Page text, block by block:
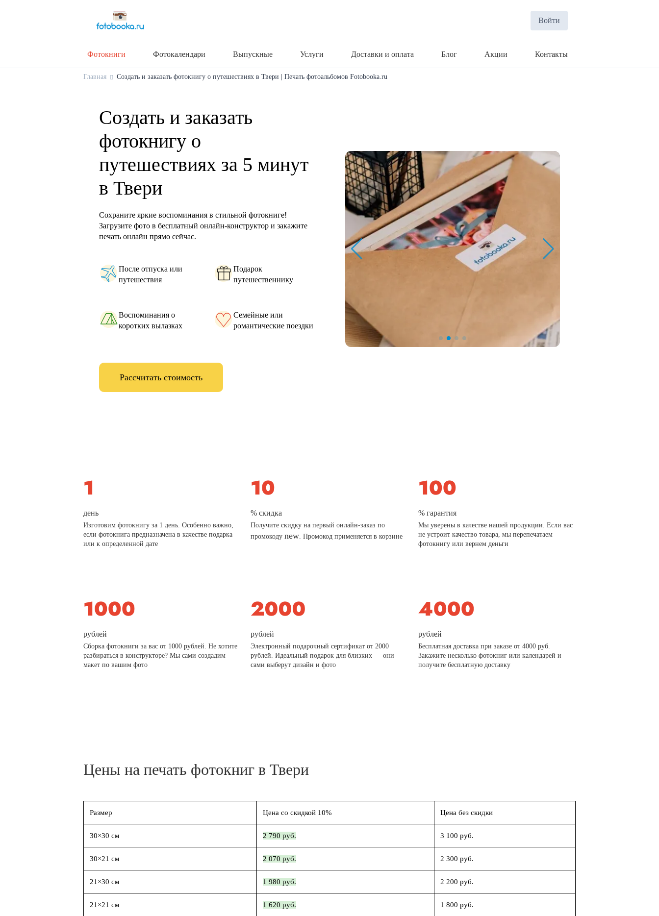
Войти
Фотокниги Фотокалендари Выпускные Услуги Доставки и оплата Блог Акции Контакты
Главная Создать и заказать фотокнигу о путешествиях в Твери | Печать фотоальбомов Fotobooka.ru
Создать и заказать
фотокнигу о
путешествиях за 5 минут
в Твери
Сохраните яркие воспоминания в стильной фотокниге!
Загрузите фото в бесплатный онлайн-конструктор и закажите
печать онлайн прямо сейчас.
После отпуска или
путешествия
Подарок
путешественнику
Воспоминания о
коротких вылазках
Семейные или
романтические поездки
Рассчитать стоимость
день
Изготовим фотокнигу за 1 день. Особенно важно,
если фотокнига предназначена в качестве подарка
или к определенной дате
% скидка
Получите скидку на первый онлайн-заказ по
промокодуnew . Промокод применяется в корзине
% гарантия
Мы уверены в качестве нашей продукции. Если вас
не устроит качество товара, мы перепечатаем
фотокнигу или вернем деньги
рублей
Сборка фотокниги за вас от 1000 рублей. Не хотите
разбираться в конструкторе? Мы сами создадим
макет по вашим фото
рублей
Электронный подарочный сертификат от 2000
рублей. Идеальный подарок для близких — они
сами выберут дизайн и фото
рублей
Бесплатная доставка при заказе от 4000 руб.
Закажите несколько фотокниг или календарей и
получите бесплатную доставку
Цены на печать фотокниг в Твери
Размер Цена со скидкой 10% Цена без скидки
30×30 см 2 790 руб. 3 100 руб.
30×21 см 2 070 руб. 2 300 руб.
21×30 см 1 980 руб. 2 200 руб.
21×21 см 1 620 руб. 1 800 руб.